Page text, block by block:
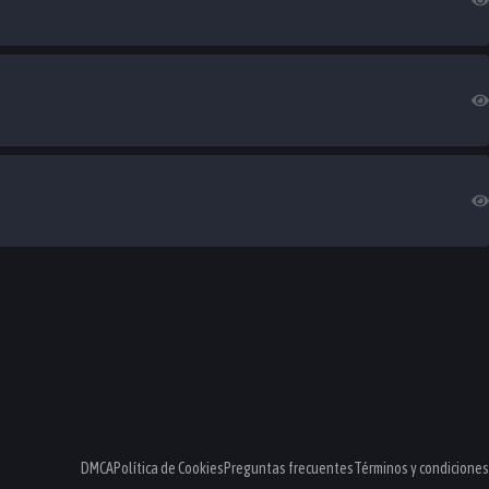
DMCAPolítica de CookiesPreguntas frecuentesTérminos y condiciones